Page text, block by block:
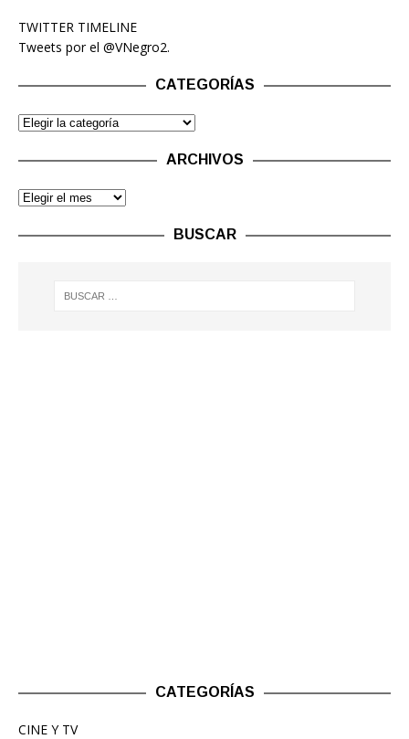
TWITTER TIMELINE
Tweets por el @VNegro2.
CATEGORÍAS
ARCHIVOS
BUSCAR
CATEGORÍAS
CINE Y TV